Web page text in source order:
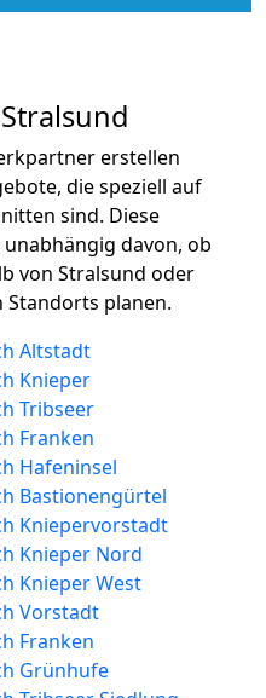
erstellen
die speziell auf
sind. Diese
davon, ob
von Stralsund oder
planen.
Altstadt
Knieper
Tribseer
Franken
Hafeninsel
Bastionengürtel
Kniepervorstadt
Knieper Nord
Knieper West
Vorstadt
Franken
Grünhufe